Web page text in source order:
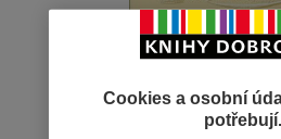
Únětická
Vladimír Dvořák
Cookies a osobní
potřebují.